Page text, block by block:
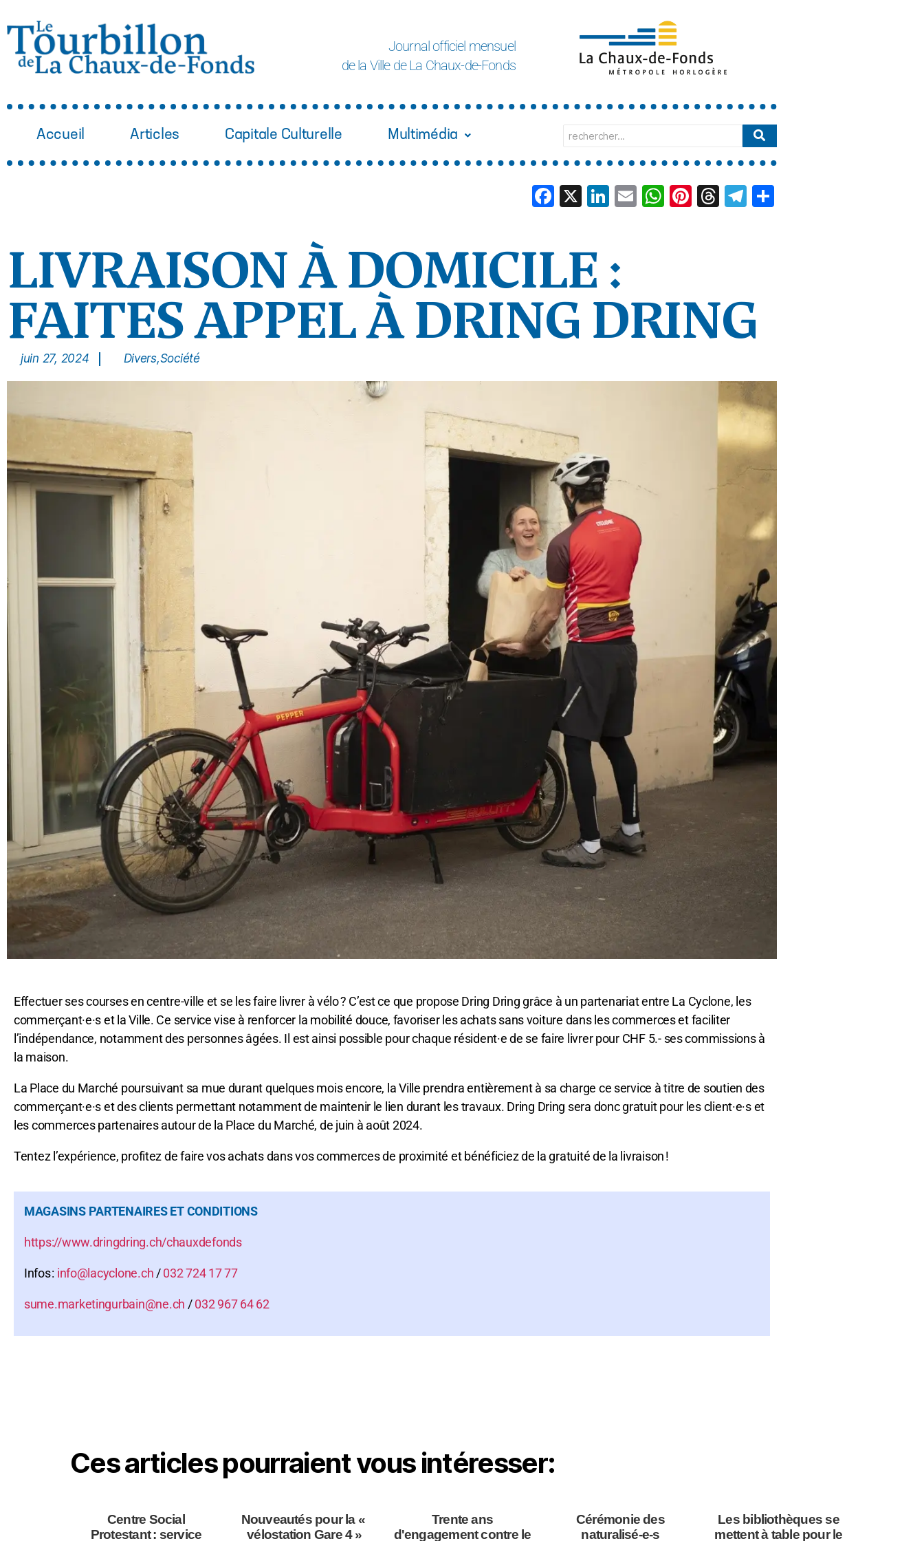
Journal officiel mensuel
de la Ville de La Chaux-de-Fonds
Accueil Articles Capitale Culturelle Multimédia
Facebook
X LinkedIn
EmailWhatsApp
Pinterest
Threads
Telegram
LIVRAISON À DOMICILE :
FAITES APPEL À DRING DRING
juin 27, 2024 Divers,Société
Effectuer ses courses en centre-ville et se les faire livrer à vélo ? C’est ce que propose Dring Dring grâce à un partenariat entre La Cyclone, les
commerçant·e·s et la Ville. Ce service vise à renforcer la mobilité douce, favoriser les achats sans voiture dans les commerces et faciliter
l’indépendance, notamment des personnes âgées. Il est ainsi possible pour chaque résident·e de se faire livrer pour CHF 5.- ses commissions à
la maison.
La Place du Marché poursuivant sa mue durant quelques mois encore, la Ville prendra entièrement à sa charge ce service à titre de soutien des
commerçant·e·s et des clients permettant notamment de maintenir le lien durant les travaux. Dring Dring sera donc gratuit pour les client·e·s et
les commerces partenaires autour de la Place du Marché, de juin à août 2024.
Tentez l’expérience, profitez de faire vos achats dans vos commerces de proximité et bénéficiez de la gratuité de la livraison !
MAGASINS PARTENAIRES ET CONDITIONS
https://www.dringdring.ch/chauxdefonds
Infos : info@lacyclone.ch /032 724 17 77
sume.marketingurbain@ne.ch /032 967 64 62
Ces articles pourraient vous intéresser:
Centre Social
Protestant : service
Nouveautés pour la «
vélostation Gare 4 »
Trente ans
d'engagement contre le
Cérémonie des
naturalisé-e-s
Les bibliothèques se
mettent à table pour le